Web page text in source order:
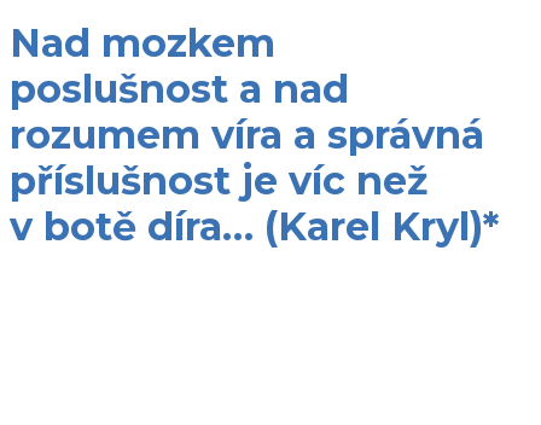
Nad mozkem
poslušnost a nad
rozumem víra a správná
příslušnost je víc než
v botě díra… (Karel Kryl)*